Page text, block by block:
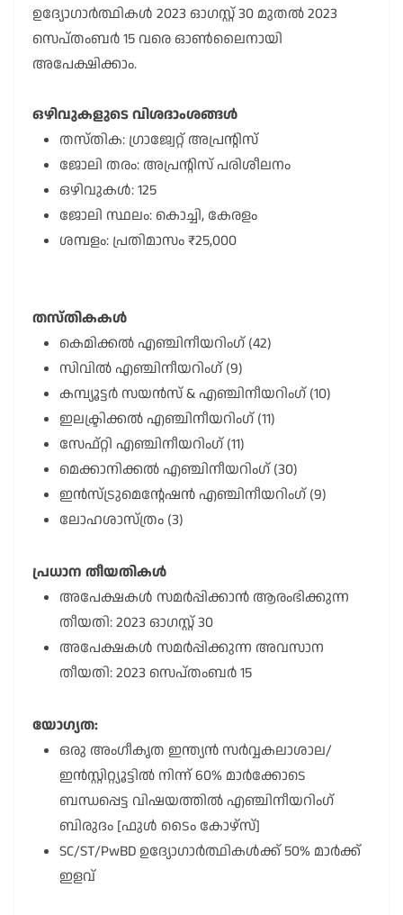
ഉദ്യോഗാർത്ഥികൾ 2023 ഓഗസ്റ്റ് 30 മുതൽ 2023
സെപ്തംബർ 15 വരെ ഓൺലൈനായി
അപേക്ഷിക്കാം.
ഒഴിവുകളുടെ വിശദാംശങ്ങൾ
തസ്തിക: ഗ്രാജ്വേറ്റ് അപ്രന്റിസ്
ജോലി തരം: അപ്രന്റിസ് പരിശീലനം
ഒഴിവുകൾ: 125
ജോലി സ്ഥലം: കൊച്ചി, കേരളം
ശമ്പളം: പ്രതിമാസം ₹25,000
തസ്തികകൾ
കെമിക്കൽ എഞ്ചിനീയറിംഗ് (42)
സിവിൽ എഞ്ചിനീയറിംഗ് (9)
കമ്പ്യൂട്ടർ സയൻസ് & എഞ്ചിനീയറിംഗ് (10)
ഇലക്ട്രിക്കൽ എഞ്ചിനീയറിംഗ് (11)
സേഫ്റ്റി എഞ്ചിനീയറിംഗ് (11)
മെക്കാനിക്കൽ എഞ്ചിനീയറിംഗ് (30)
ഇൻസ്ട്രുമെന്റേഷൻ എഞ്ചിനീയറിംഗ് (9)
ലോഹശാസ്ത്രം (3)
പ്രധാന തീയതികൾ
അപേക്ഷകൾ സമർപ്പിക്കാൻ ആരംഭിക്കുന്ന
തീയതി: 2023 ഓഗസ്റ്റ് 30
അപേക്ഷകൾ സമർപ്പിക്കുന്ന അവസാന
തീയതി: 2023 സെപ്തംബർ 15
യോഗ്യത:
ഒരു അംഗീകൃത ഇന്ത്യൻ സർവ്വകലാശാല/
ഇൻസ്റ്റിറ്റ്യൂട്ടിൽ നിന്ന് 60% മാർക്കോടെ
ബന്ധപ്പെട്ട വിഷയത്തിൽ എഞ്ചിനീയറിംഗ്
ബിരുദം [ഫുൾ ടൈം കോഴ്സ്]
SC/ST/PwBD ഉദ്യോഗാർത്ഥികൾക്ക് 50% മാർക്ക്
ഇളവ്